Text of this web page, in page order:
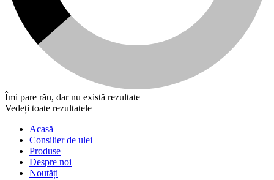
Îmi pare rău, dar nu există rezultate
Vedeți toate rezultatele
Acasă
Consilier de ulei
Produse
Despre noi
Noutăți